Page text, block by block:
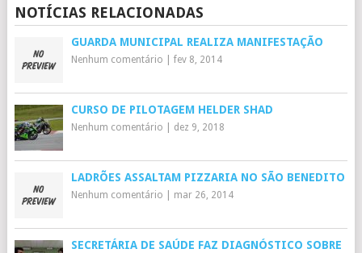
NOTÍCIAS RELACIONADAS
GUARDA MUNICIPAL REALIZA MANIFESTAÇÃO
Nenhum comentário fev 8, 2014
CURSO DE PILOTAGEM HELDER SHAD
Nenhum comentário dez 9, 2018
LADRÕES ASSALTAM PIZZARIA NO SÃO BENEDITO
Nenhum comentário mar 26, 2014
SECRETÁRIA DE SAÚDE FAZ DIAGNÓSTICO SOBRE